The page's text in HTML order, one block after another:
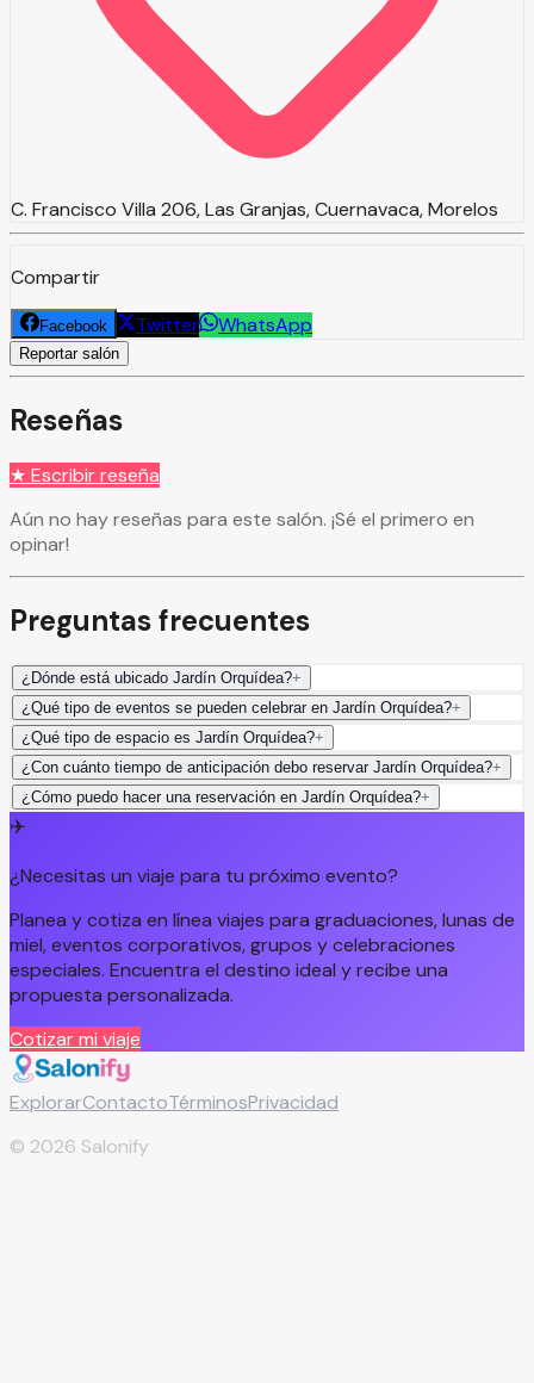
C. Francisco Villa 206, Las Granjas, Cuernavaca, Morelos
Compartir
Facebook Twitter WhatsApp
Reportar salón
Reseñas
★ Escribir reseña
Aún no hay reseñas para este salón. ¡Sé el primero en
opinar!
Preguntas frecuentes
¿Dónde está ubicado Jardín Orquídea?+
¿Qué tipo de eventos se pueden celebrar en Jardín Orquídea?+
¿Qué tipo de espacio es Jardín Orquídea?+
¿Con cuánto tiempo de anticipación debo reservar Jardín Orquídea?+
¿Cómo puedo hacer una reservación en Jardín Orquídea?+
✈️
¿Necesitas un viaje para tu próximo evento?
Planea y cotiza en línea viajes para graduaciones, lunas de
miel, eventos corporativos, grupos y celebraciones
especiales. Encuentra el destino ideal y recibe una
propuesta personalizada.
Cotizar mi viaje
ExplorarContactoTérminosPrivacidad
© 2026 Salonify